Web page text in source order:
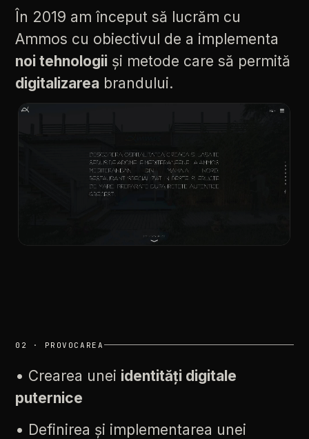
În 2019 am început să lucrăm cu
Ammos cu obiectivul de a implementa
noi tehnologii și metode care să permită
digitalizarea brandului.
02 · PROVOCAREA
• Crearea unei identități digitale
puternice
• Definirea și implementarea unei